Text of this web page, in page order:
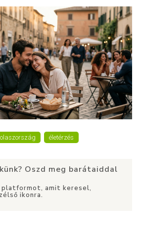
olaszország életérzés
Oszd meg barátaiddal
platformot, amit keresel,
ikonra.